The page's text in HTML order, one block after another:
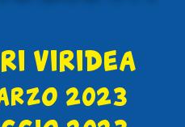
VIRIDEA
2023